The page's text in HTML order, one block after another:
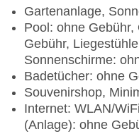
Gartenanlage,
Pool: ohne
Gebühr,
Sonnenschirme:
Badetücher: ohne
Souvenirshop,
Internet: WLAN/
(Anlage): ohne